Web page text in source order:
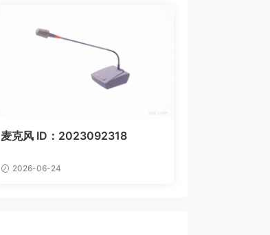
麦克风 ID：2023092318
2026-06-24